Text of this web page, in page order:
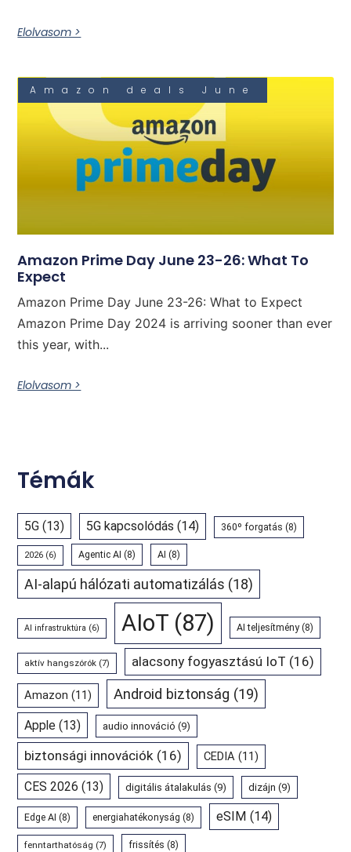
Elolvasom >
Amazon deals June
Amazon Prime Day June 23-26: What To
Expect
Amazon Prime Day June 23-26: What to Expect
Amazon Prime Day 2024 is arriving sooner than ever
this year, with...
Elolvasom >
Témák
5G (13) 5G kapcsolódás (14) 360º forgatás (8)
2026 (6) Agentic AI (8) AI (8)
AI-alapú hálózati automatizálás (18)
AI infrastruktúra (6) AIoT (87) AI teljesítmény (8)
aktív hangszórók (7) alacsony fogyasztású IoT (16)
Amazon (11) Android biztonság (19)
Apple (13) audio innováció (9)
biztonsági innovációk (16) CEDIA (11)
CES 2026 (13) digitális átalakulás (9) dizájn (9)
Edge AI (8) energiahatékonyság (8) eSIM (14)
fenntarthatóság (7) frissítés (8)